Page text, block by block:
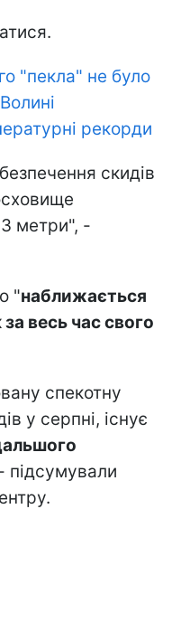
"пекла" не було
рекорди
скидів
метри", -
"наближається
весь час свого
спекотну
у серпні, існує
підсумували